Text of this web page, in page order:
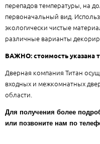
перепадов температуры, на
первоначальный вид.
экологически чистые
различные варианты
ВАЖНО: стоимость указана
Дверная компания Титан
входных и межкомнатных
области.
Для получения более
или позвоните нам по